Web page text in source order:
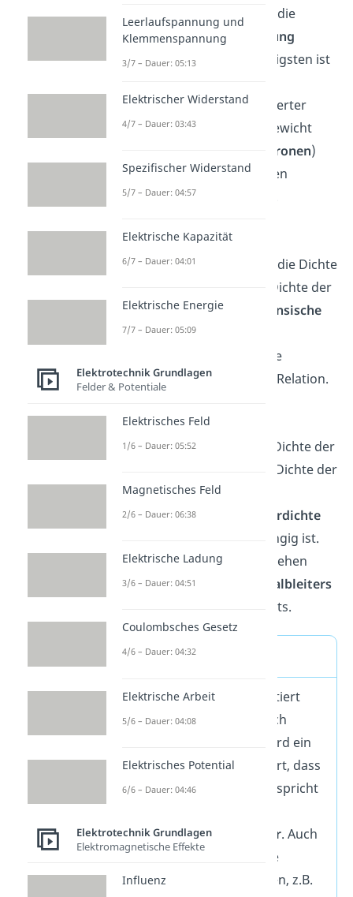
Halbleiters
werden durch die
Konzentration der
Dotierung
beeinflusst. Eine der wichtigsten ist
Ladungsträger. Ein undotierter
Halbleiterhat ein Gleichgewicht
Elektronen)
und positiven (sogenannten
Löchern)Ladungsträgern
Der Buchstabe
steht für die Dichte
für die Dichte der
Löcherund für die
intrinsische
Ladungsträgerdichte
Materials. Für eine geringe
Dotierungändert sich die Relation.
Auch hier steht
für die Dichte der
für die Dichte der
Löcher. Beachte, dass die
intrinsischeLadungsträgerdichte
von der Temperatur abhängig ist.
Diese beiden Relationen stehen
unter der Annahme des
Halbleiters
thermischen Gleichgewichts.
Merke
Je Höher ein Material dotiert
wird, desto höher ist auch
. Wird ein
Halbleiterso hoch dotiert, dass
er zu einem
wird, spricht
degenerierten
Halbleiter. Auch
diese haben bedeutende
technische Anwendungen, z.B.
Leerlaufspannung und
Klemmenspannung
3/7 – Dauer: 05:13
Elektrischer Widerstand
4/7 – Dauer: 03:43
Spezifischer Widerstand
5/7 – Dauer: 04:57
Elektrische Kapazität
6/7 – Dauer: 04:01
Elektrische Energie
7/7 – Dauer: 05:09
Elektrotechnik Grundlagen
Felder & Potentiale
Elektrisches Feld
1/6 – Dauer: 05:52
Magnetisches Feld
2/6 – Dauer: 06:38
Elektrische Ladung
3/6 – Dauer: 04:51
Coulombsches Gesetz
4/6 – Dauer: 04:32
Elektrische Arbeit
5/6 – Dauer: 04:08
Elektrisches Potential
6/6 – Dauer: 04:46
Elektrotechnik Grundlagen
Elektromagnetische Effekte
Influenz